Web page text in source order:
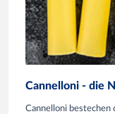
Cannelloni - die
Cannelloni bestechen